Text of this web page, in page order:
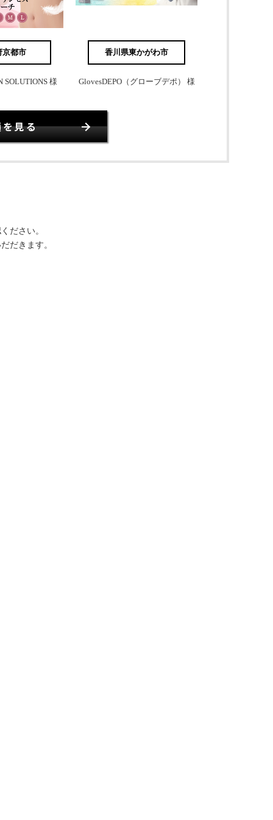
京都市
SOLUTIONS 様
香川県東かがわ市
GlovesDEPO（グローブデポ） 様
を見る
ださい。
だきます。